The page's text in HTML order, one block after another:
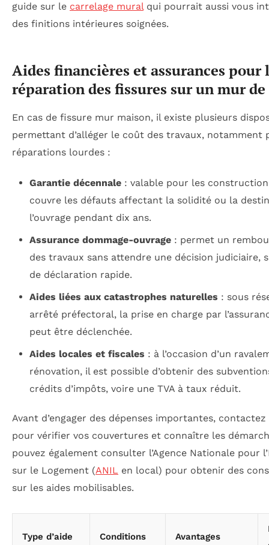
guide sur le carrelage muralqui pourrait aussi vous
des finitions intérieures soignées.
Aides financières et assurances pour
réparation des fissures sur un mur
En cas de fissure mur maison, il existe plusieurs
permettant d’alléger le coût des travaux, notamment
réparations lourdes :
Garantie décennale: valable pour les
couvre les défauts affectant la solidité ou la
l’ouvrage pendant dix ans.
Assurance dommage-ouvrage: permet un
des travaux sans attendre une décision judiciaire,
de déclaration rapide.
Aides liées aux catastrophes naturelles : sous
arrêté préfectoral, la prise en charge par
peut être déclenchée.
Aides locales et fiscales : à l’occasion d’un
rénovation, il est possible d’obtenir des
crédits d’impôts, voire une TVA à taux réduit.
Avant d’engager des dépenses importantes,
pour vérifier vos couvertures et connaître les
pouvez également consulter l’Agence Nationale pour
sur le Logement (ANIL en local) pour obtenir des
sur les aides mobilisables.
Type d’aide Conditions Avantages